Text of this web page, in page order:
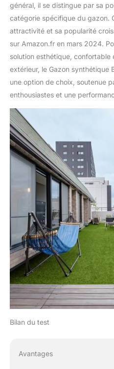
général, il se distingue par sa
catégorie spécifique du gazon.
attractivité et sa popularité
sur Amazon.fr en mars 2024.
solution esthétique,
extérieur, le Gazon synthétique
une option de choix, soutenue
enthousiastes et une
Bilan du test
Avantages